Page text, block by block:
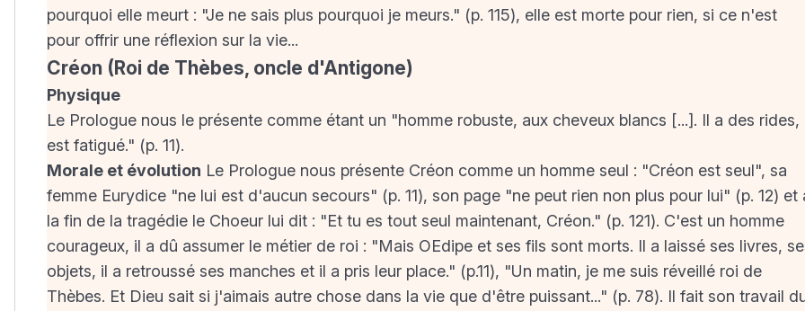
pourquoi elle meurt : "Je ne sais plus pourquoi je meurs." (p. 115), elle est morte pour rien, si ce n'est
pour offrir une réflexion sur la vie...
Créon (Roi de Thèbes, oncle d'Antigone)
Physique
Le Prologue nous le présente comme étant un "homme robuste, aux cheveux blancs [...]. Il a des rides,
est fatigué." (p. 11).
Morale et évolution Le Prologue nous présente Créon comme un homme seul : "Créon est seul", sa
femme Eurydice "ne lui est d'aucun secours" (p. 11), son page "ne peut rien non plus pour lui" (p. 12) et
la fin de la tragédie le Choeur lui dit : "Et tu es tout seul maintenant, Créon." (p. 121). C'est un homme
courageux, il a dû assumer le métier de roi : "Mais OEdipe et ses fils sont morts. Il a laissé ses livres,
objets, il a retroussé ses manches et il a pris leur place." (p.11), "Un matin, je me suis réveillé roi de
Thèbes. Et Dieu sait si j'aimais autre chose dans la vie que d'être puissant..." (p. 78). Il fait son travail